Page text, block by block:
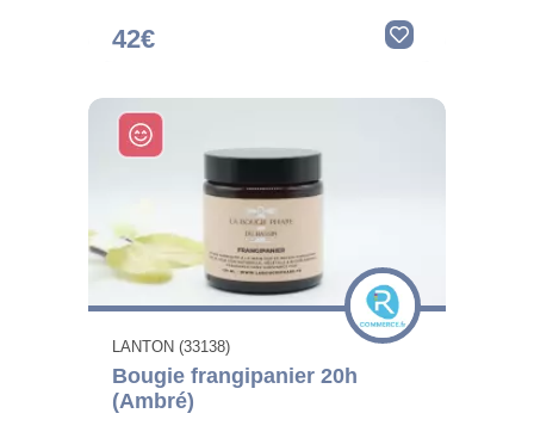
42€
LANTON (33138)
Bougie frangipanier 20h
(Ambré)